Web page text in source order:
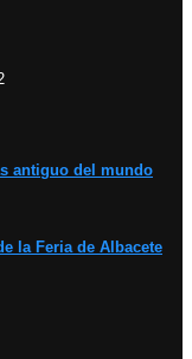
antiguo del mundo
la Feria de Albacete